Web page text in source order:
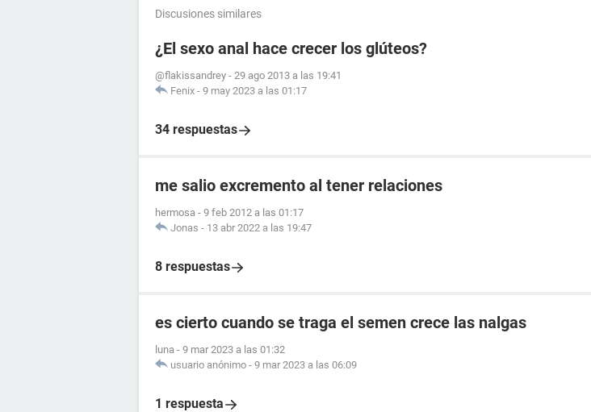
Discusiones similares
¿El sexo anal hace crecer los glúteos?
@flakissandrey - 29 ago 2013 a las 19:41
Fenix - 9 may 2023 a las 01:17
34 respuestas
me salio excremento al tener relaciones
hermosa - 9 feb 2012 a las 01:17
Jonas - 13 abr 2022 a las 19:47
8 respuestas
es cierto cuando se traga el semen crece las nalgas
luna - 9 mar 2023 a las 01:32
usuario anónimo - 9 mar 2023 a las 06:09
1 respuesta